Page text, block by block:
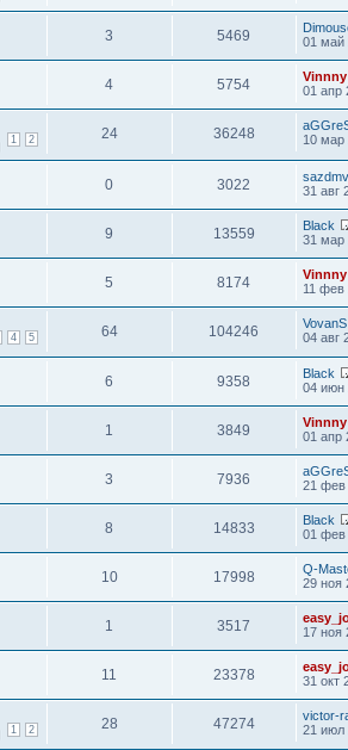
3 5469
01 май
4 5754
Vinnny
01 апр
1 2 24 36248
10 мар
0 3022
31 авг
9 13559
Black
31 мар
5 8174
Vinnny
11 фев
4 5 64 104246
VovanS
04 авг
6 9358
Black
04 июн
1 3849
Vinnny
01 апр
3 7936
21 фев
8 14833
Black
01 фев
10 17998
Q-
29 ноя
1 3517
17 ноя
11 23378
31 окт
1 2 28 47274
victor-
21 июл